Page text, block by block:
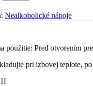
Nealkoholické nápoje
použitie: Pred otvorením
pri izbovej teplote,
1l